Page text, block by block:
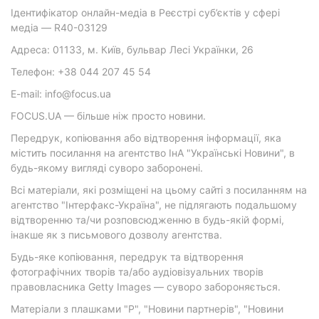
Ідентифікатор онлайн-медіа в Реєстрі суб’єктів у сфері
медіа — R40-03129
Адреса: 01133, м. Київ, бульвар Лесі Українки, 26
Телефон: +38 044 207 45 54
E-mail: info@focus.ua
FOCUS.UA — більше ніж просто новини.
Передрук, копіювання або відтворення інформації, яка
містить посилання на агентство ІнА "Українські Новини", в
будь-якому вигляді суворо заборонені.
Всі матеріали, які розміщені на цьому сайті з посиланням на
агентство "Інтерфакс-Україна", не підлягають подальшому
відтворенню та/чи розповсюдженню в будь-якій формі,
інакше як з письмового дозволу агентства.
Будь-яке копіювання, передрук та відтворення
фотографічних творів та/або аудіовізуальних творів
правовласника Getty Images — суворо забороняється.
Матеріали з плашками "Р", "Новини партнерів", "Новини